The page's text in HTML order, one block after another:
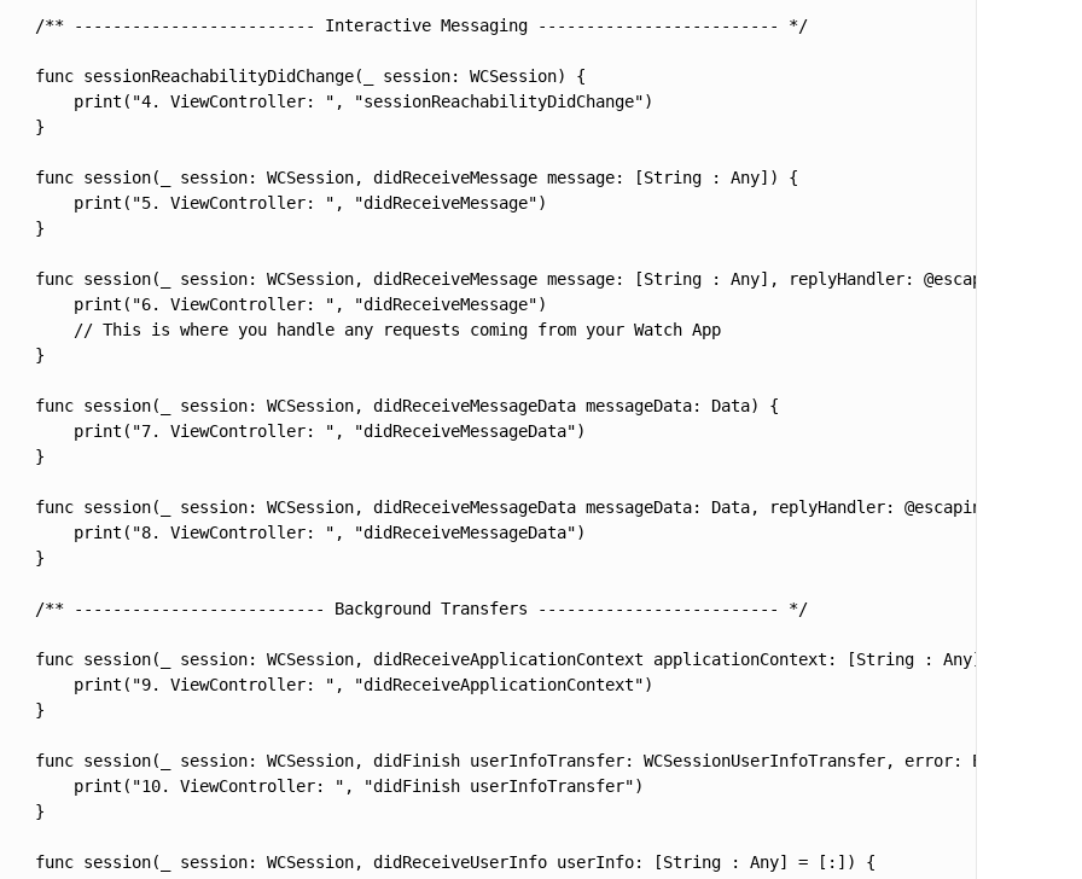
/** ------------------------- Interactive Messaging ------------------------- */
func sessionReachabilityDidChange(_ session: WCSession) {
print("4. ViewController: ", "sessionReachabilityDidChange")
}
func session(_ session: WCSession, didReceiveMessage message: [String : Any]) {
print("5. ViewController: ", "didReceiveMessage")
}
func session(_ session: WCSession, didReceiveMessage message: [String : Any], replyHandler: @escaping
print("6. ViewController: ", "didReceiveMessage")
// This is where you handle any requests coming from your Watch App
}
func session(_ session: WCSession, didReceiveMessageData messageData: Data) {
print("7. ViewController: ", "didReceiveMessageData")
}
func session(_ session: WCSession, didReceiveMessageData messageData: Data, replyHandler: @escaping (Data)
print("8. ViewController: ", "didReceiveMessageData")
}
/** -------------------------- Background Transfers ------------------------- */
func session(_ session: WCSession, didReceiveApplicationContext applicationContext: [String : Any]) {
print("9. ViewController: ", "didReceiveApplicationContext")
}
func session(_ session: WCSession, didFinish userInfoTransfer: WCSessionUserInfoTransfer, error: Error?) {
print("10. ViewController: ", "didFinish userInfoTransfer")
}
func session(_ session: WCSession, didReceiveUserInfo userInfo: [String : Any] = [:]) {